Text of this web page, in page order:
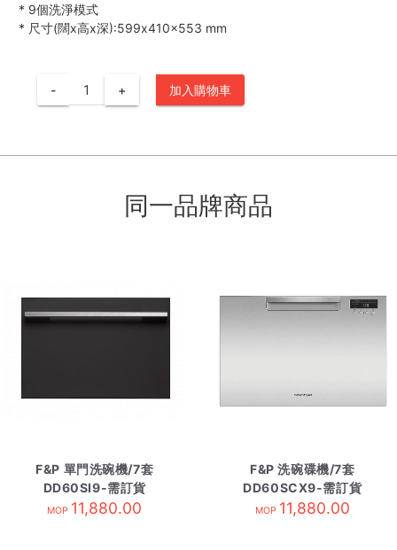
* 9個洗淨模式
* 尺寸(闊x高x深):599x410x553 mm
- + 加入購物車
同一品牌商品
F&P 單門洗碗機/7套
DD60SI9-需訂貨
MOP 11,880.00
F&P 洗碗碟機/7套
DD60SCX9-需訂貨
MOP 11,880.00